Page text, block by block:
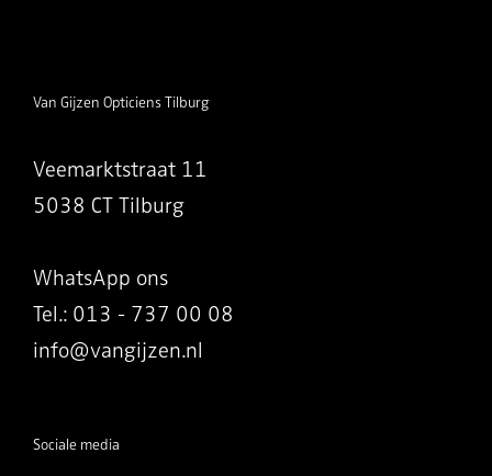
Van Gijzen Opticiens Tilburg
Veemarktstraat 11
5038 CT Tilburg
WhatsApp ons
Tel.: 013 - 737 00 08
info@vangijzen.nl
Sociale media